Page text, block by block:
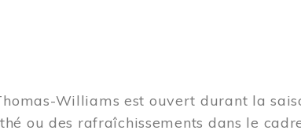
Williams est ouvert durant la
ou des rafraîchissements dans le